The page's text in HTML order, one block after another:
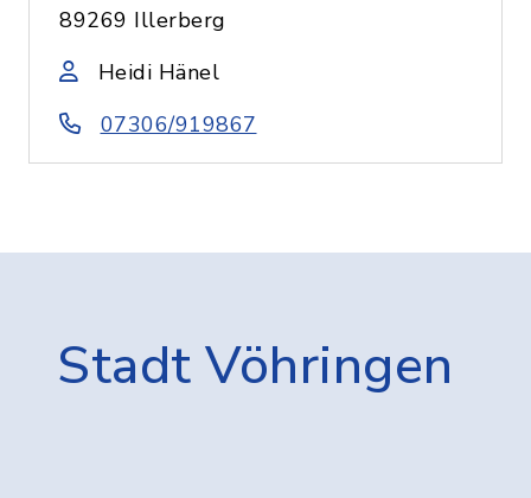
89269 Illerberg
Heidi Hänel
07306/919867
Stadt Vöhringen